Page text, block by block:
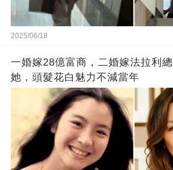
2025/06/18
一婚嫁28億富商，二婚嫁法拉利
她，頭髮花白魅力不減當年